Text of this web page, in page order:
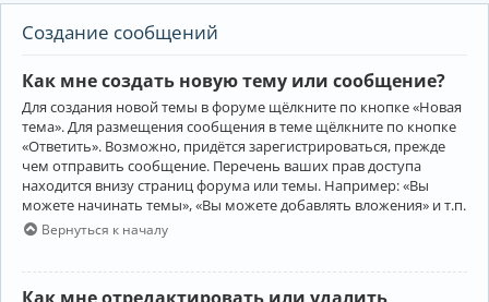
Создание сообщений
Как мне создать новую тему или сообщение?
Для создания новой темы в форуме щёлкните по кнопке «Новая
тема». Для размещения сообщения в теме щёлкните по кнопке
«Ответить». Возможно, придётся зарегистрироваться, прежде
чем отправить сообщение. Перечень ваших прав доступа
находится внизу страниц форума или темы. Например: «Вы
можете начинать темы», «Вы можете добавлять вложения» и т.п.
Вернуться к началу